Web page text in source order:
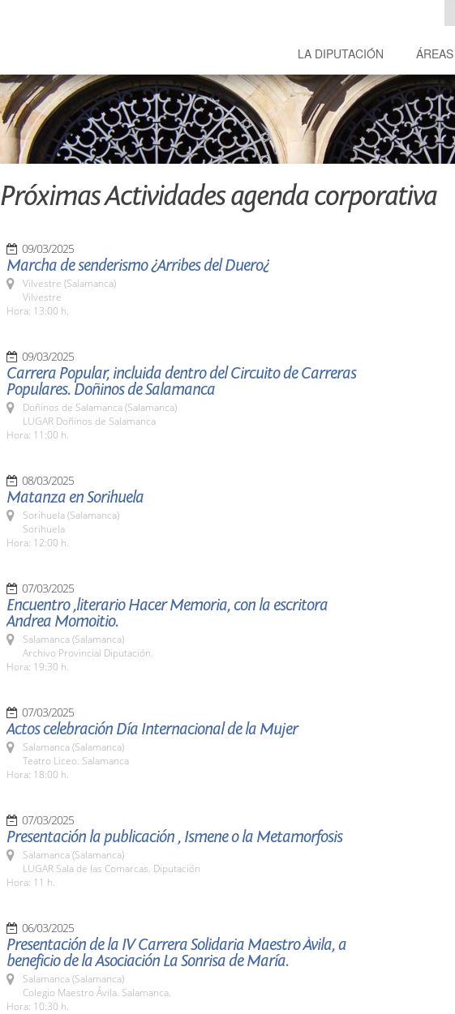
LA DIPUTACIÓN
Próximas Actividades agenda corporativa
09/03/2025
Marcha de senderismo ¿Arribes del Duero¿
Vilvestre (Salamanca)
Vilvestre
Hora: 13:00 h.
09/03/2025
Carrera Popular, incluida dentro del Circuito de Carreras
Populares. Doñinos de Salamanca
Doñinos de Salamanca (Salamanca)
LUGAR Doñinos de Salamanca
Hora: 11:00 h.
08/03/2025
Matanza en Sorihuela
Sorihuela (Salamanca)
Sorihuela
Hora: 12:00 h.
07/03/2025
Encuentro ,literario Hacer Memoria, con la escritora
Andrea Momoitio.
Salamanca (Salamanca)
Archivo Provincial Diputación.
Hora: 19:30 h.
07/03/2025
Actos celebración Día Internacional de la Mujer
Salamanca (Salamanca)
Teatro Liceo. Salamanca
Hora: 18:00 h.
07/03/2025
Presentación la publicación , Ismene o la Metamorfosis
Salamanca (Salamanca)
LUGAR Sala de las Comarcas. Diputación
Hora: 11 h.
06/03/2025
Presentación de la IV Carrera Solidaria Maestro Ávila, a
beneficio de la Asociación La Sonrisa de María.
Salamanca (Salamanca)
Colegio Maestro Ávila. Salamanca.
Hora: 10:30 h.